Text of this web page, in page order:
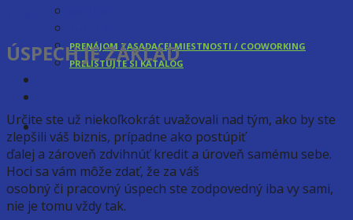
PRENÁJOM ZASADACEJ MIESTNOSTI / COOWORKING
PRELISTUJTE SI KATALÓG
ÚSPECH JE ZÁKLAD
Určite ste už niekoľkokrát uvažovali nad tým, ako by ste
zlepšili váš biznis, prípadne ako postúpiť
ďalej a zároveň zdvihnúť kredit a úroveň samému sebe.
Hoci sa vám môže zdať, že za váš
osobný či pracovný úspech ste zodpovedný iba vy sami,
nie je tomu vždy tak.